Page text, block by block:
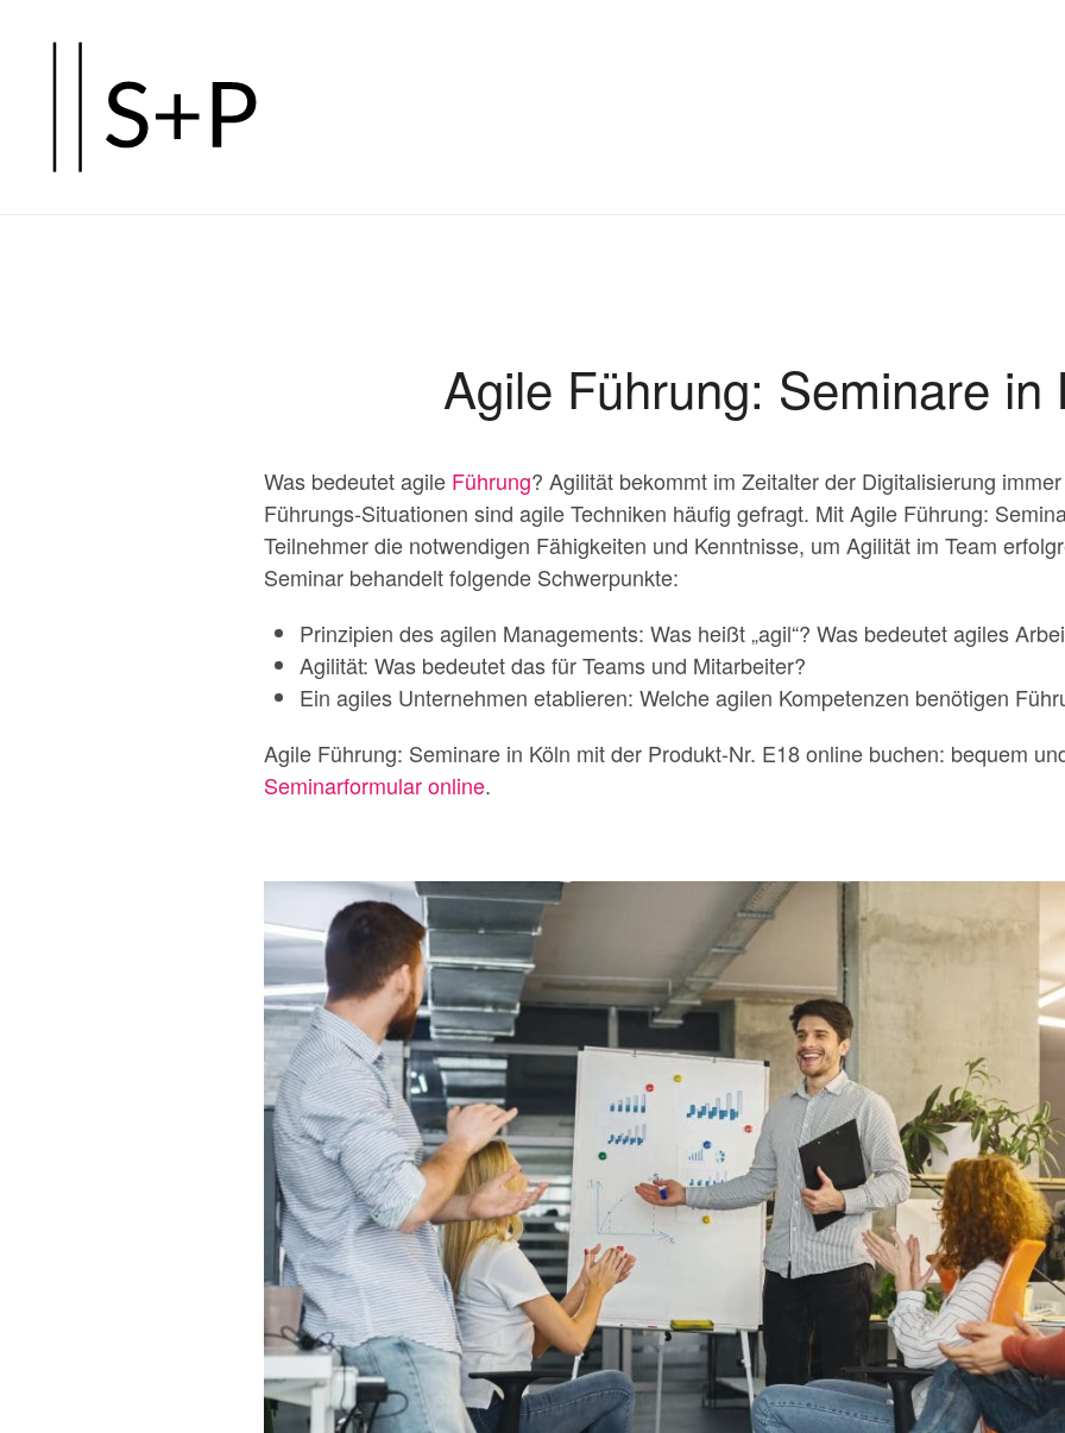
Hauptinhalt
springen
Agile Führung: Seminare in
Was bedeutet agile Führung? Agilität bekommt im Zeitalter der Digitalisierung
Führungs-Situationen sind agile Techniken häufig gefragt. Mit Agile Führung:
Teilnehmer die notwendigen Fähigkeiten und Kenntnisse, um Agilität im Team
Seminar behandelt folgende Schwerpunkte:
Prinzipien des agilen Managements: Was heißt „agil“? Was bedeutet agiles
Agilität: Was bedeutet das für Teams und Mitarbeiter?
Ein agiles Unternehmen etablieren: Welche agilen Kompetenzen benötigen
Agile Führung: Seminare in Köln mit der Produkt-Nr. E18 online buchen: bequem
Seminarformular online.